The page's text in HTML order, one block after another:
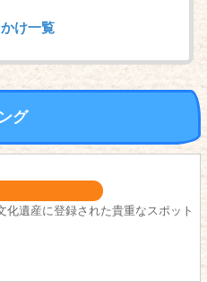
け一覧
グ
化遺産に登録された貴重なスポット